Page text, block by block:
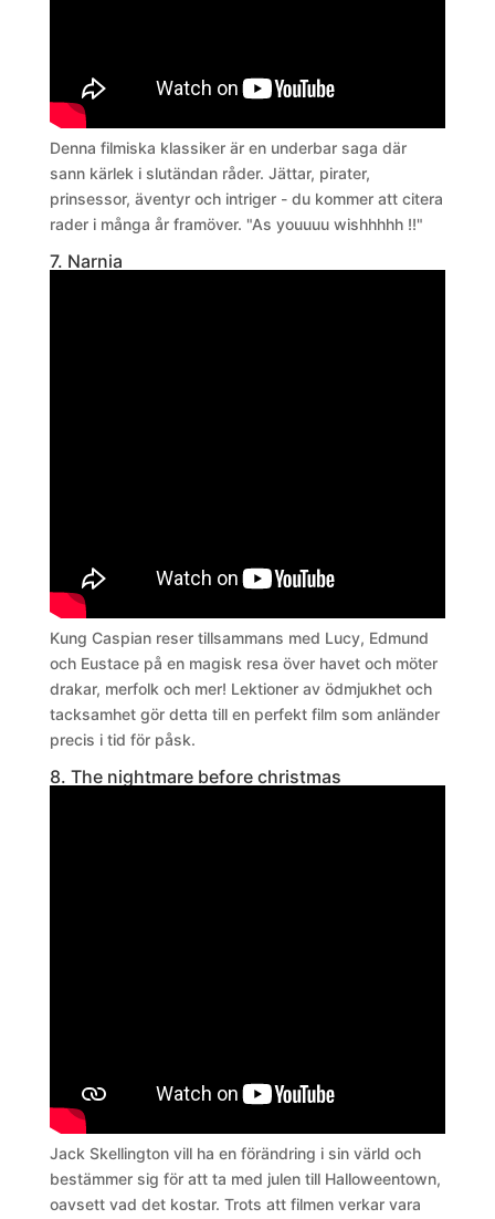
Denna filmiska klassiker är en underbar saga där
sann kärlek i slutändan råder. Jättar, pirater,
prinsessor, äventyr och intriger - du kommer att citera
rader i många år framöver. "As youuuu wishhhhh !!"
7. Narnia
Kung Caspian reser tillsammans med Lucy, Edmund
och Eustace på en magisk resa över havet och möter
drakar, merfolk och mer! Lektioner av ödmjukhet och
tacksamhet gör detta till en perfekt film som anländer
precis i tid för påsk.
8. The nightmare before christmas
Jack Skellington vill ha en förändring i sin värld och
bestämmer sig för att ta med julen till Halloweentown,
oavsett vad det kostar. Trots att filmen verkar vara